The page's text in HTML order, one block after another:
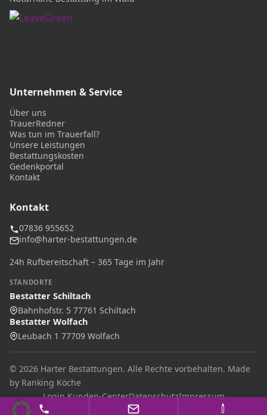
Unternehmen & Service
Über uns
TrauerRedner
Was tun im Trauerfall?
Unsere Leistungen
Bestattungskosten
Gedenkportal
Kontakt
Kontakt
07836 955652
info@harter-bestattungen.de
24h Rufbereitschaft – 365 Tage im Jahr
STANDORTE
Bestatter Schiltach
Bahnhofstr. 5 77761 Schiltach
Bestatter Wolfach
Leubach 1 77709 Wolfach
© 2026 Harter Bestattungen. Alle Rechte vorbehalten. Made
by Ranking Köche
Login Kunden-CenterDatenschutzImpressum